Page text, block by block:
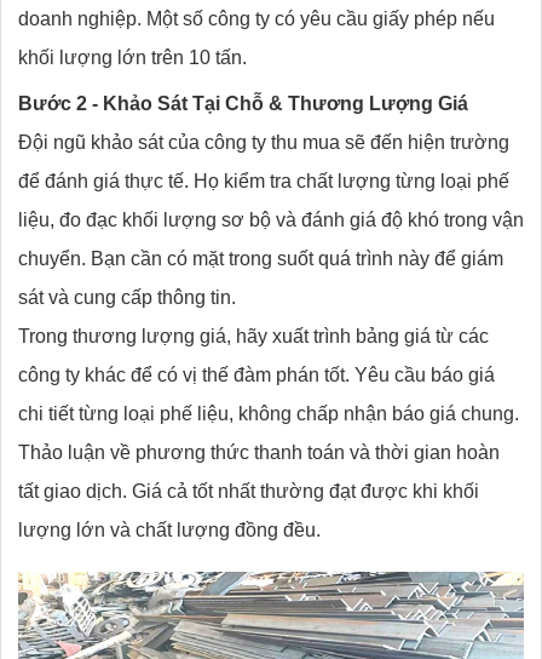
doanh nghiệp. Một số công ty có yêu cầu giấy phép nếu
khối lượng lớn trên 10 tấn.
Bước 2 - Khảo Sát Tại Chỗ & Thương Lượng Giá
Đội ngũ khảo sát của công ty thu mua sẽ đến hiện trường
để đánh giá thực tế. Họ kiểm tra chất lượng từng loại phế
liệu, đo đạc khối lượng sơ bộ và đánh giá độ khó trong vận
chuyển. Bạn cần có mặt trong suốt quá trình này để giám
sát và cung cấp thông tin.
Trong thương lượng giá, hãy xuất trình bảng giá từ các
công ty khác để có vị thế đàm phán tốt. Yêu cầu báo giá
chi tiết từng loại phế liệu, không chấp nhận báo giá chung.
Thảo luận về phương thức thanh toán và thời gian hoàn
tất giao dịch. Giá cả tốt nhất thường đạt được khi khối
lượng lớn và chất lượng đồng đều.